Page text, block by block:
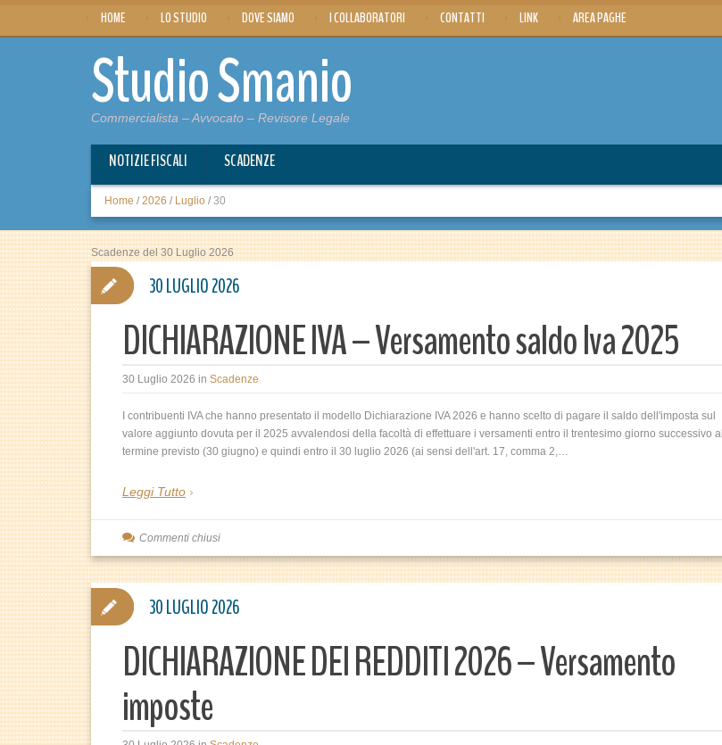
HOME LO STUDIO DOVE SIAMO I COLLABORATORI CONTATTI LINK AREA PAGHE
Studio Smanio
Commercialista – Avvocato – Revisore Legale
NOTIZIE FISCALI SCADENZE
Home / 2026 / Luglio / 30
Scadenze del 30 Luglio 2026
DICHIARAZIONE IVA – Versamento saldo Iva 2025
30 Luglio 2026 in Scadenze
I contribuenti IVA che hanno presentato il modello Dichiarazione IVA 2026 e hanno scelto di pagare il saldo dell'imposta sul
valore aggiunto dovuta per il 2025 avvalendosi della facoltà di effettuare i versamenti entro il trentesimo giorno successivo al
termine previsto (30 giugno) e quindi entro il 30 luglio 2026 (ai sensi dell'art. 17, comma 2,…
Leggi Tutto
30 LUGLIO 2026
Commenti chiusi
DICHIARAZIONE DEI REDDITI 2026 – Versamento
imposte
30 LUGLIO 2026